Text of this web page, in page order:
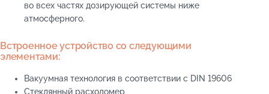
во всех частях дозирующей системы ниже
атмосферного.
Встроенное устройство со следующими
элементами:
Вакуумная технология в соответствии с DIN 19606
Стеклянный расходомер